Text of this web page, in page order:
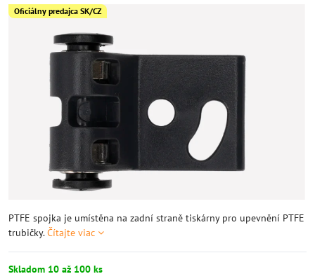
Oficiálny predajca SK/CZ
PTFE spojka je umístěna na zadní straně tiskárny pro upevnění PTFE
trubičky.Čítajte viac
Skladom 10 až 100 ks